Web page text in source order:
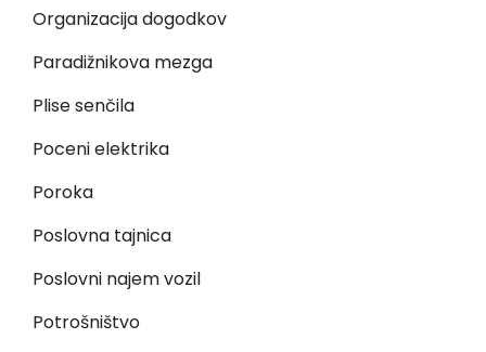
Organizacija dogodkov
Paradižnikova mezga
Plise senčila
Poceni elektrika
Poroka
Poslovna tajnica
Poslovni najem vozil
Potrošništvo